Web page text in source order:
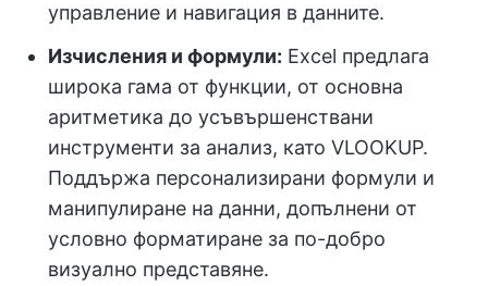
управление и навигация в данните.
Изчисления и формули: Excel предлага
широка гама от функции, от основна
аритметика до усъвършенствани
инструменти за анализ, като VLOOKUP.
Поддържа персонализирани формули и
манипулиране на данни, допълнени от
условно форматиране за по-добро
визуално представяне.